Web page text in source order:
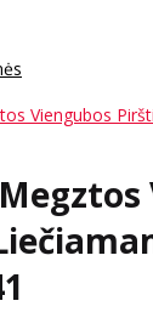
Viengubos